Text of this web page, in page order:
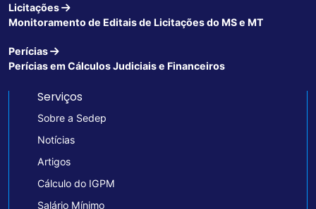
Licitações
Monitoramento de Editais de Licitações do MS e MT
Perícias
Perícias em Cálculos Judiciais e Financeiros
Serviços
Sobre a Sedep
Notícias
Artigos
Cálculo do IGPM
Salário Mínimo